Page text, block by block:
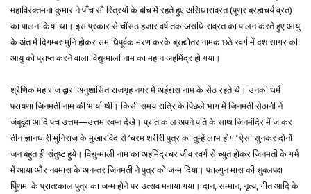
महाविरक्तमना कुमार ने पाँच सौ स्त्रियों के बीच में रहते हुए असिधाराव्रत (पूण्र ब्रह्मचर्य व्रत)
का पालन किया था। इस प्रकार से चौंसठ हजार वर्ष तक असधिाराव्रत का पालन करते हुए आयु
के अंत में दिगम्बर मुनि होकर समाधिपूर्वक मरण करके ब्रह्मोतर नामक छठे स्वर्ग में दश सागर की
आयु को प्राप्त करने वाला विद्युन्माली नाम का महान अहमिंद्र हो गया।
श्रेणिक महाराज द्वारा अनुशासित राजगृह नगर में अर्हद्दास नाम के सेठ रहते थे। उनकी धर्म
परायणा जिनमती नाम की भार्या थीं। किसी समय रात्रि के पिछले भाग में जिनमती सेठानी ने
जंबूवृक्ष आदि पंच उत्तम—उत्तम स्वप्न देखे। प्रात:काल अपने पति के साथ जिनमंदिर में जाकर
तीन ज्ञानधारी मुनिराज के मुखारविंद से ‘चरम शरीरी पुत्र का तुम्हें लाभ होगा’ ऐसा सुनकर दोनों
जन बहुत ही संतुष्ट हुये। विद्युन्माली नाम का अहमिंद्रचर जीव स्वर्ग से च्युत होकर जिनमती के गर्भ
में आया और नवमास के अनन्तर जिनमती ने पुत्र को जन्म दिया। फाल्गुन मास की शुक्लपक्ष
र्पूिणमा के प्रात:काल पुत्र का जन्म होने पर उत्सव मनाया गया। दान, सम्मान, नृत्य, गीत आदि के